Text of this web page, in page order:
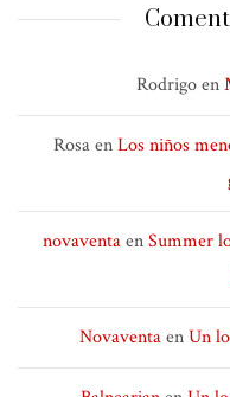
Rodrigoen
RosaenLos niños
novaventaenSummer
NovaventaenUn